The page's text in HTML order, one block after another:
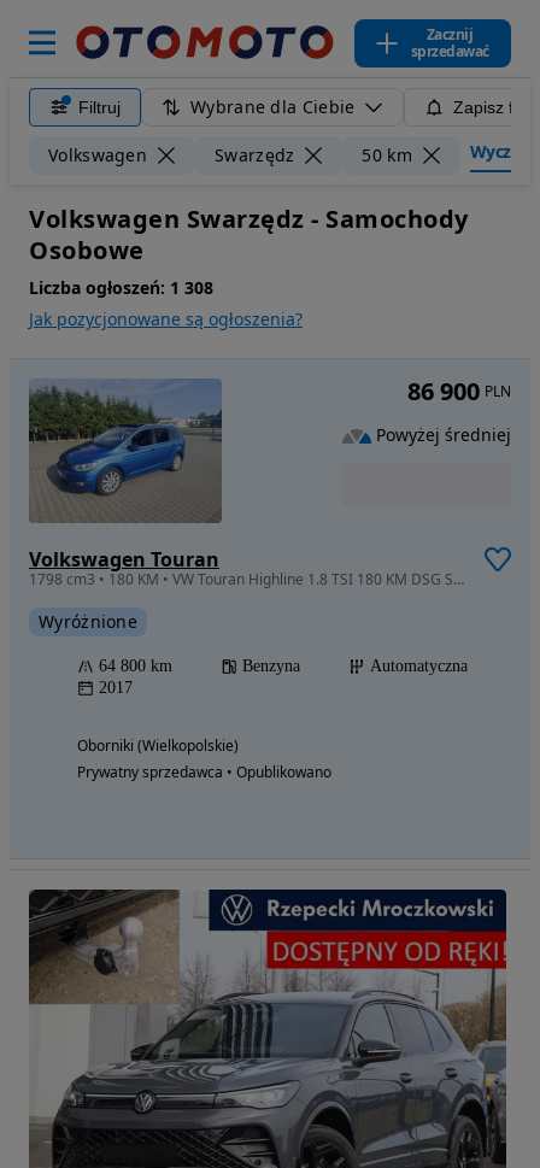
Zacznij
sprzedawać
Filtruj Wybrane dla Ciebie Zapisz
Volkswagen Swarzędz 50 km
Volkswagen Swarzędz - Samochody
Osobowe
Liczba ogłoszeń: 1 308
Jak pozycjonowane są ogłoszenia?
Volkswagen Touran
1798 cm3 • 180 KM • VW Touran Highline 1.8 TSI 180 KM DSG Salon PL I właściciel 64tyś km
Wyróżnione
64 800 km Benzyna
Automatyczna
2017
Oborniki (Wielkopolskie)
Prywatny sprzedawca • Opublikowano
86 900 PLN
Powyżej średniej